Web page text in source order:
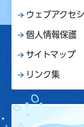
ウェブアクセ
個人情報保護
サイトマップ
リンク集